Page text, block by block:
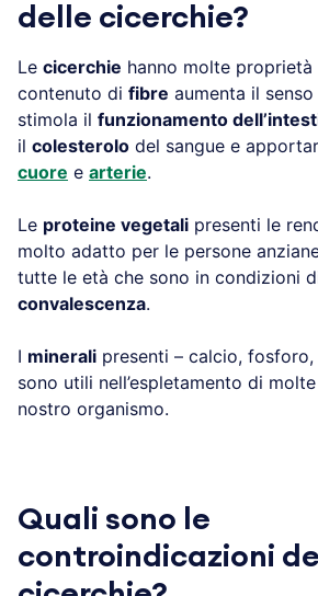
delle cicerchie?
Le cicerchie hanno molte proprietà
contenuto di fibre aumenta il
stimola il funzionamento
il colesterolo del sangue e
cuore e arterie.
Le proteine vegetali presenti le
molto adatto per le persone
tutte le età che sono in condizioni
convalescenza.
I minerali presenti – calcio,
sono utili nell’espletamento di molte
nostro organismo.
Quali sono le
controindicazioni